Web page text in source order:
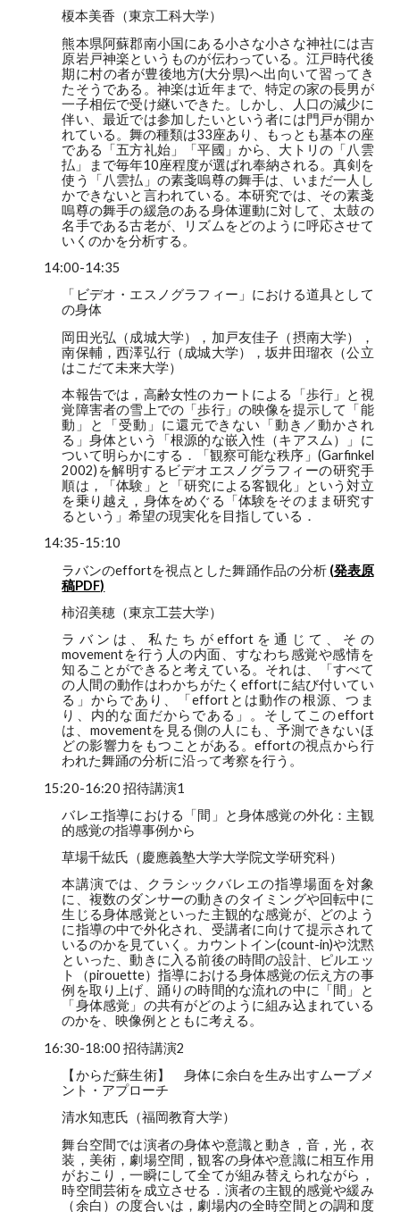
榎本美香（東京工科大学）
熊本県阿蘇郡南小国にある小さな小さな神社には吉
原岩戸神楽というものが伝わっている。江戸時代後
期に村の者が豊後地方(大分県)へ出向いて習ってき
たそうである。神楽は近年まで、特定の家の長男が
一子相伝で受け継いできた。しかし、人口の減少に
伴い、最近では参加したいという者には門戸が開か
れている。舞の種類は33座あり、もっとも基本の座
である「五方礼始」「平國」から、大トリの「八雲
払」まで毎年10座程度が選ばれ奉納される。真剣を
使う「八雲払」の素戔嗚尊の舞手は、いまだ一人し
かできないと言われている。本研究では、その素戔
嗚尊の舞手の緩急のある身体運動に対して、太鼓の
名手である古老が、リズムをどのように呼応させて
いくのかを分析する。
14:00-14:35
「ビデオ・エスノグラフィー」における道具として
の身体
岡田光弘（成城大学），加戸友佳子（摂南大学），
南保輔，西澤弘行（成城大学），坂井田瑠衣（公立
はこだて未来大学）
本報告では，高齢女性のカートによる「歩行」と視
覚障害者の雪上での「歩行」の映像を提示して「能
動」と「受動」に還元できない「動き／動かされ
る」身体という「根源的な嵌入性（キアスム）」に
ついて明らかにする．「観察可能な秩序」(Garfinkel
2002)を解明するビデオエスノグラフィーの研究手
順は，「体験」と「研究による客観化」という対立
を乗り越え，身体をめぐる「体験をそのまま研究す
るという」希望の現実化を目指している．
14:35-15:10
ラバンのeffortを視点とした舞踊作品の分析 (発表原
稿PDF)
柿沼美穂（東京工芸大学）
ラバンは、私たちがeffortを通じて、その
movementを行う人の内面、すなわち感覚や感情を
知ることができると考えている。それは、「すべて
の人間の動作はわかちがたくeffortに結び付いてい
る」からであり、「effortとは動作の根源、つま
り、内的な面だからである」。そしてこのeffort
は、movementを見る側の人にも、予測できないほ
どの影響力をもつことがある。effortの視点から行
われた舞踊の分析に沿って考察を行う。
15:20-16:20 招待講演1
バレエ指導における「間」と身体感覚の外化：主観
的感覚の指導事例から
草場千紘氏（慶應義塾大学大学院文学研究科）
本講演では、クラシックバレエの指導場面を対象
に、複数のダンサーの動きのタイミングや回転中に
生じる身体感覚といった主観的な感覚が、どのよう
に指導の中で外化され、受講者に向けて提示されて
いるのかを見ていく。カウントイン(count-in)や沈黙
といった、動きに入る前後の時間の設計、ピルエッ
ト（pirouette）指導における身体感覚の伝え方の事
例を取り上げ、踊りの時間的な流れの中に「間」と
「身体感覚」の共有がどのように組み込まれている
のかを、映像例とともに考える。
16:30-18:00 招待講演2
【からだ蘇生術】 身体に余白を生み出すムーブメ
ント・アプローチ
清水知恵氏（福岡教育大学）
舞台空間では演者の身体や意識と動き，音，光，衣
装，美術，劇場空間，観客の身体や意識に相互作用
がおこり，一瞬にして全てが組み替えられながら，
時空間芸術を成立させる．演者の主観的感覚や緩み
（余白）の度合いは，劇場内の全時空間との調和度